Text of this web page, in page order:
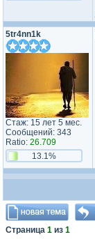
5tr4nn1k
Стаж: 15 лет 5 мес.
Сообщений: 343
Ratio: 26.709
13.1%
Страница 1 из 1